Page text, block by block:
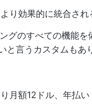
効果的に統合され
グのすべての機能を
と言うカスタムもあ
月額12ドル、年払い